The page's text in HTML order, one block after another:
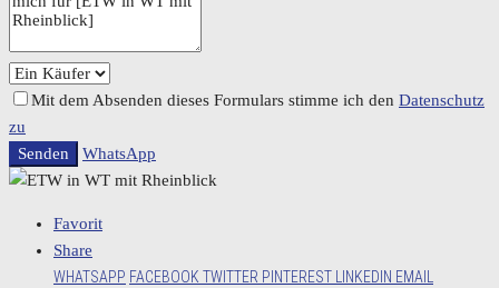
Mit dem Absenden dieses Formulars stimme ich den Datenschutz
zu
Senden
WhatsApp
Favorit
Share
WHATSAPP FACEBOOK TWITTER PINTEREST LINKEDIN EMAIL